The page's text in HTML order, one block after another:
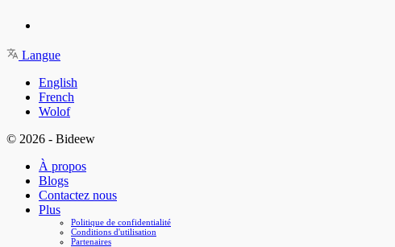
Langue
English
French
Wolof
© 2026 - Bideew
À propos
Blogs
Contactez nous
Plus
Politique de confidentialité
Conditions d'utilisation
Partenaires